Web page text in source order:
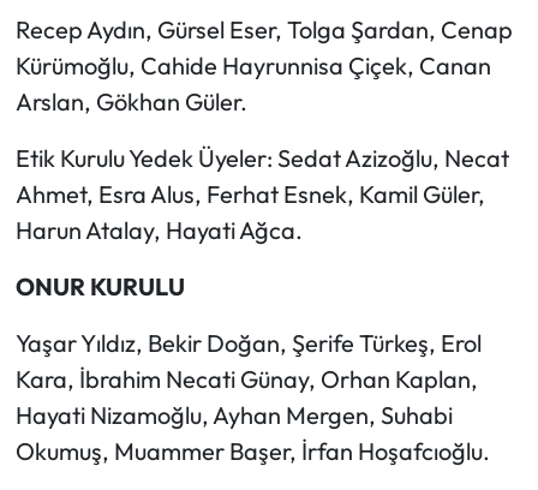
Recep Aydın, Gürsel Eser, Tolga Şardan, Cenap
Kürümoğlu, Cahide Hayrunnisa Çiçek, Canan
Arslan, Gökhan Güler.
Etik Kurulu Yedek Üyeler: Sedat Azizoğlu, Necat
Ahmet, Esra Alus, Ferhat Esnek, Kamil Güler,
Harun Atalay, Hayati Ağca.
ONUR KURULU
Yaşar Yıldız, Bekir Doğan, Şerife Türkeş, Erol
Kara, İbrahim Necati Günay, Orhan Kaplan,
Hayati Nizamoğlu, Ayhan Mergen, Suhabi
Okumuş, Muammer Başer, İrfan Hoşafcıoğlu.